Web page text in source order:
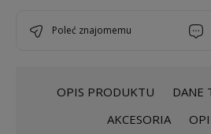
poleć znajomemu
OPIS PRODUKTU
DANE
AKCESORIA